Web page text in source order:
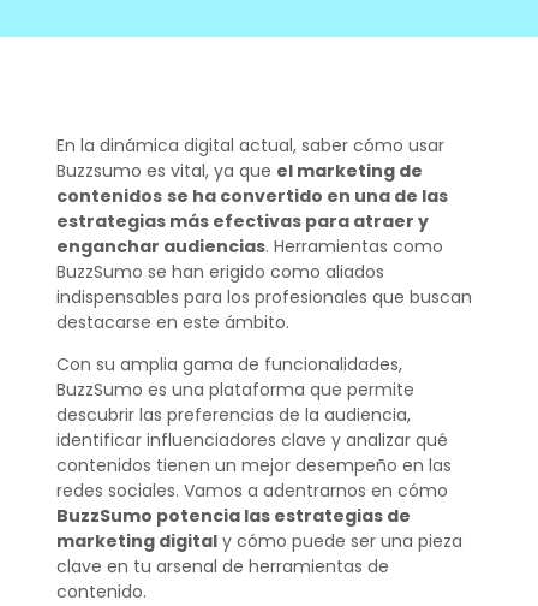
En la dinámica digital actual, saber cómo usar
Buzzsumo es vital, ya que el marketing de
contenidos se ha convertido en una de las
estrategias más efectivas para atraer y
enganchar audiencias. Herramientas como
BuzzSumo se han erigido como aliados
indispensables para los profesionales que buscan
destacarse en este ámbito.
Con su amplia gama de funcionalidades,
BuzzSumo es una plataforma que permite
descubrir las preferencias de la audiencia,
identificar influenciadores clave y analizar qué
contenidos tienen un mejor desempeño en las
redes sociales. Vamos a adentrarnos en cómo
BuzzSumo potencia las estrategias de
marketing digitaly cómo puede ser una pieza
clave en tu arsenal de herramientas de
contenido.